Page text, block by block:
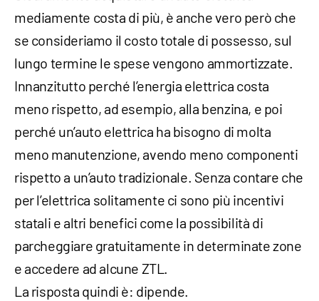
mediamente costa di più, è anche vero però che
se consideriamo il costo totale di possesso, sul
lungo termine le spese vengono ammortizzate.
Innanzitutto perché l’energia elettrica costa
meno rispetto, ad esempio, alla benzina, e poi
perché un’auto elettrica ha bisogno di molta
meno manutenzione, avendo meno componenti
rispetto a un’auto tradizionale. Senza contare che
per l’elettrica solitamente ci sono più incentivi
statali e altri benefici come la possibilità di
parcheggiare gratuitamente in determinate zone
e accedere ad alcune ZTL.
La risposta quindi è: dipende.